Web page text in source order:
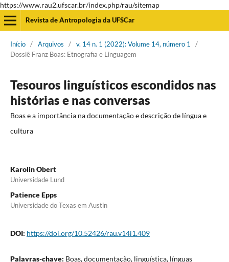
https://www.rau2.ufscar.br/index.php/rau/sitemap
Revista de Antropologia da UFSCar
Início / Arquivos / v. 14 n. 1 (2022): Volume 14, número 1
/
Dossiê Franz Boas: Etnografia e Linguagem
Tesouros linguísticos escondidos nas
histórias e nas conversas
Boas e a importância na documentação e descrição de língua e
cultura
Karolin Obert
Universidade Lund
Patience Epps
Universidade do Texas em Austin
DOI: https://doi.org/10.52426/rau.v14i1.409
Palavras-chave: Boas, documentação, linguística, línguas